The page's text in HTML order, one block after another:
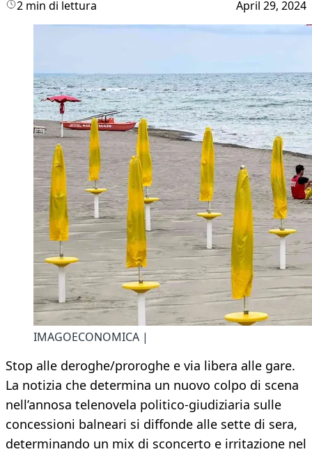
2 min di lettura April 29, 2024
IMAGOECONOMICA |
Stop alle deroghe/proroghe e via libera alle gare.
La notizia che determina un nuovo colpo di scena
nell’annosa telenovela politico-giudiziaria sulle
concessioni balneari si diffonde alle sette di sera,
determinando un mix di sconcerto e irritazione nel